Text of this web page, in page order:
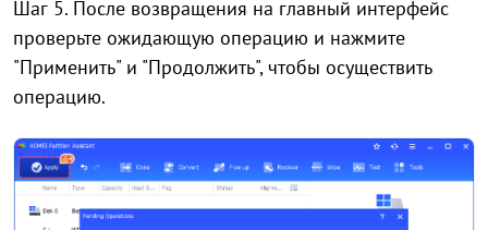
Шаг 5. После возвращения на главный интерфейс
проверьте ожидающую операцию и нажмите
"Применить" и "Продолжить", чтобы осуществить
операцию.